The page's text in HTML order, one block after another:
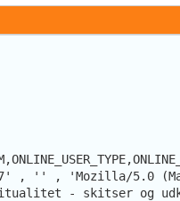
, 'Mozilla/5.0
- skitser og